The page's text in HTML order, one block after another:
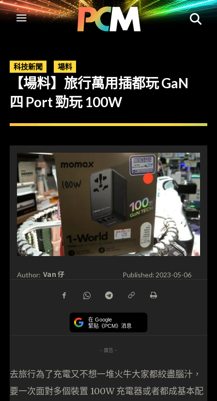
科技新聞 場料
【場料】旅行萬用插都玩 GaN
四 Port 勁玩 100W
Author: Van 仔 Published: 2023-05-06
在 Google
緊貼《PCM》消息
- 廣告 -
去旅行為了充電又不想一堆火牛大家都絞盡腦汁，
要一次面對多個裝置 100W 充電器或者都成基本配